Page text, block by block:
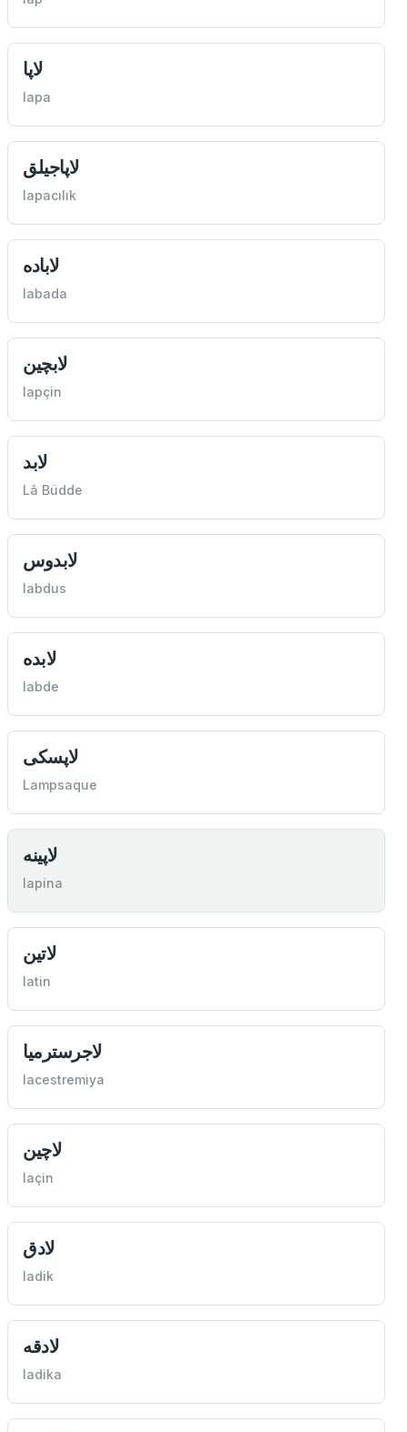
لاپا
lapa
لاپاجيلق
lapacılık
لاباده
labada
لابچين
lapçin
لابد
Lâ Büdde
لابدوس
labdus
لابده
labde
لاپسكی
Lampsaque
لاپينه
lapina
لاتین
latin
لاجرسترميا
lacestremiya
لاچين
laçin
لادق
ladik
لادقه
ladika